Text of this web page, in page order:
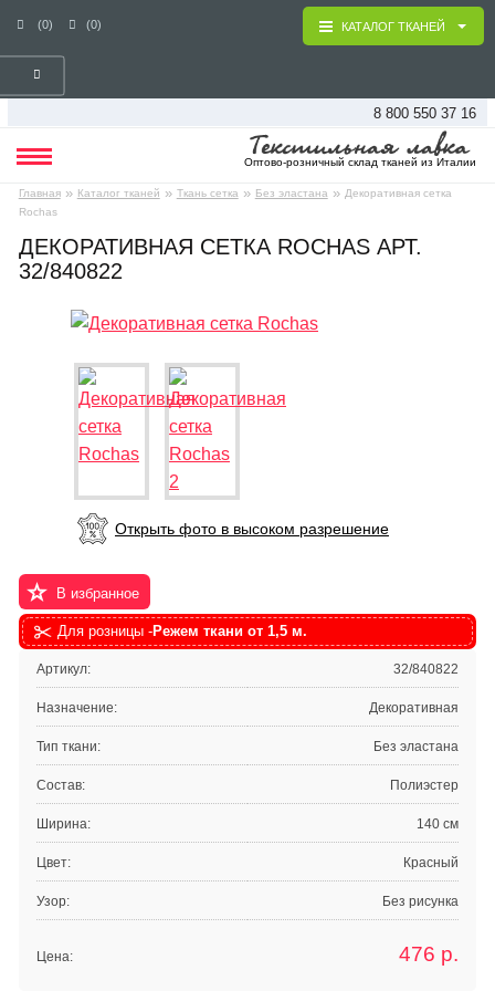
(0) (0)
8 800 550 37 16
Оптово-розничный склад тканей из Италии
Главная » Каталог тканей » Ткань сетка » Без эластана » Декоративная сетка
Rochas
КАТАЛОГ ТКАНЕЙ
ДЕКОРАТИВНАЯ СЕТКА ROCHAS АРТ.
32/840822
Открыть фото в высоком разрешение
В избранное
Для розницы -Режем ткани от 1,5 м.
Артикул: 32/840822
Назначение: Декоративная
Тип ткани: Без эластана
Состав: Полиэстер
Ширина: 140 см
Цвет: Красный
Узор: Без рисунка
Цена: 476 р.